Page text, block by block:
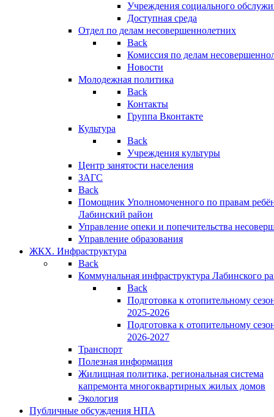
Учреждения социального
Доступная среда
Отдел по делам несовершеннолетних
Back
Комиссия по делам
Новости
Молодежная политика
Back
Контакты
Группа Вконтакте
Культура
Back
Учреждения культуры
Центр занятости населения
ЗАГС
Back
Помощник Уполномоченного по правам
Лабинский район
Управление опеки и попечительства
Управление образования
ЖКХ. Инфраструктура
Back
Коммунальная инфраструктура Лабинского
Back
Подготовка к отопительному
2025-2026
Подготовка к отопительному
2026-2027
Транспорт
Полезная информация
Жилищная политика, региональная система
капремонта многоквартирных жилых домов
Экология
Публичные обсуждения НПА